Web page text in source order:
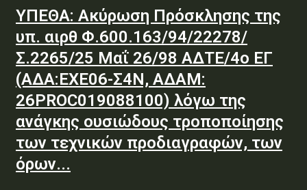
ΥΠΕΘΑ: Ακύρωση Πρόσκλησης της
υπ. αιρθ Φ.600.163/94/22278/
Σ.2265/25 Μαΐ 26/98 ΑΔΤΕ/4ο ΕΓ
(ΑΔΑ:ΕΧΕ06-Σ4Ν, ΑΔΑΜ:
26PROC019088100) λόγω της
ανάγκης ουσιώδους τροποποίησης
των τεχνικών προδιαγραφών, των
όρων...